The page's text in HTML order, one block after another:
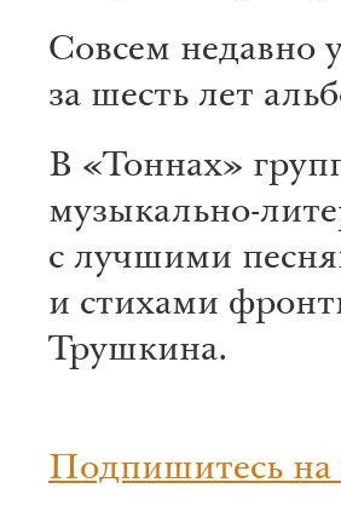
Совсем
за шесть лет
В «Тоннах»
музыкально-
с лучшими
и стихами
Трушкина.
Подпишитесь на